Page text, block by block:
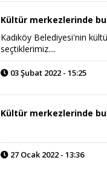
Kültür merkezlerinde
Kadıköy Belediyesi'nin
seçtiklerimiz....
03 Şubat 2022 - 15:25
Kültür merkezlerinde
27 Ocak 2022 - 13:36